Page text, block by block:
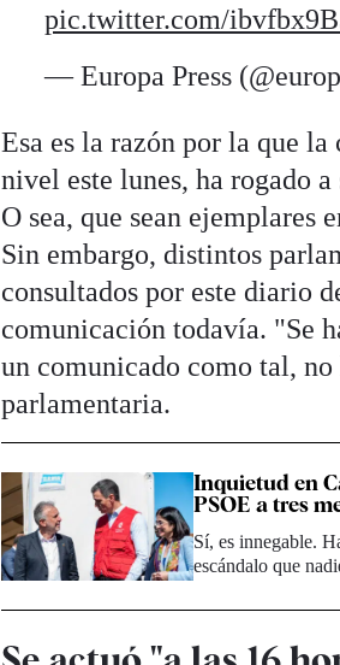
pic.twitter.com/
— Europa Press
Esa es la razón por la que
nivel este lunes, ha rogado
O sea, que sean
Sin embargo, distintos
consultados por este diario
comunicación todavía. "Se
un comunicado como tal,
parlamentaria.
Inquietud en
PSOE a tres
Sí, es innegable.
escándalo que